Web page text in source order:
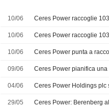
10/06
10/06 Ceres Power raccoglie
10/06
09/06
04/06 Ceres Power Holdings
29/05